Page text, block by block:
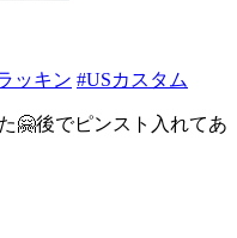
ッキン #USカスタム
🤗後でピンスト入れてあ